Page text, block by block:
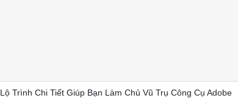
Lộ Trình Chi Tiết Giúp Bạn Làm Chủ Vũ Trụ Công Cụ Adobe